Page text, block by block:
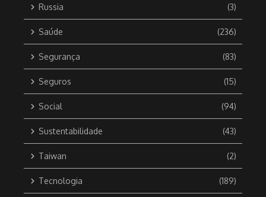
Russia (3)
Saúde (236)
Segurança (83)
Seguros (15)
Social (94)
Sustentabilidade (43)
Taiwan (2)
Tecnologia (189)